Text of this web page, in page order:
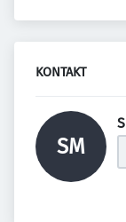
KONTAKT
SM